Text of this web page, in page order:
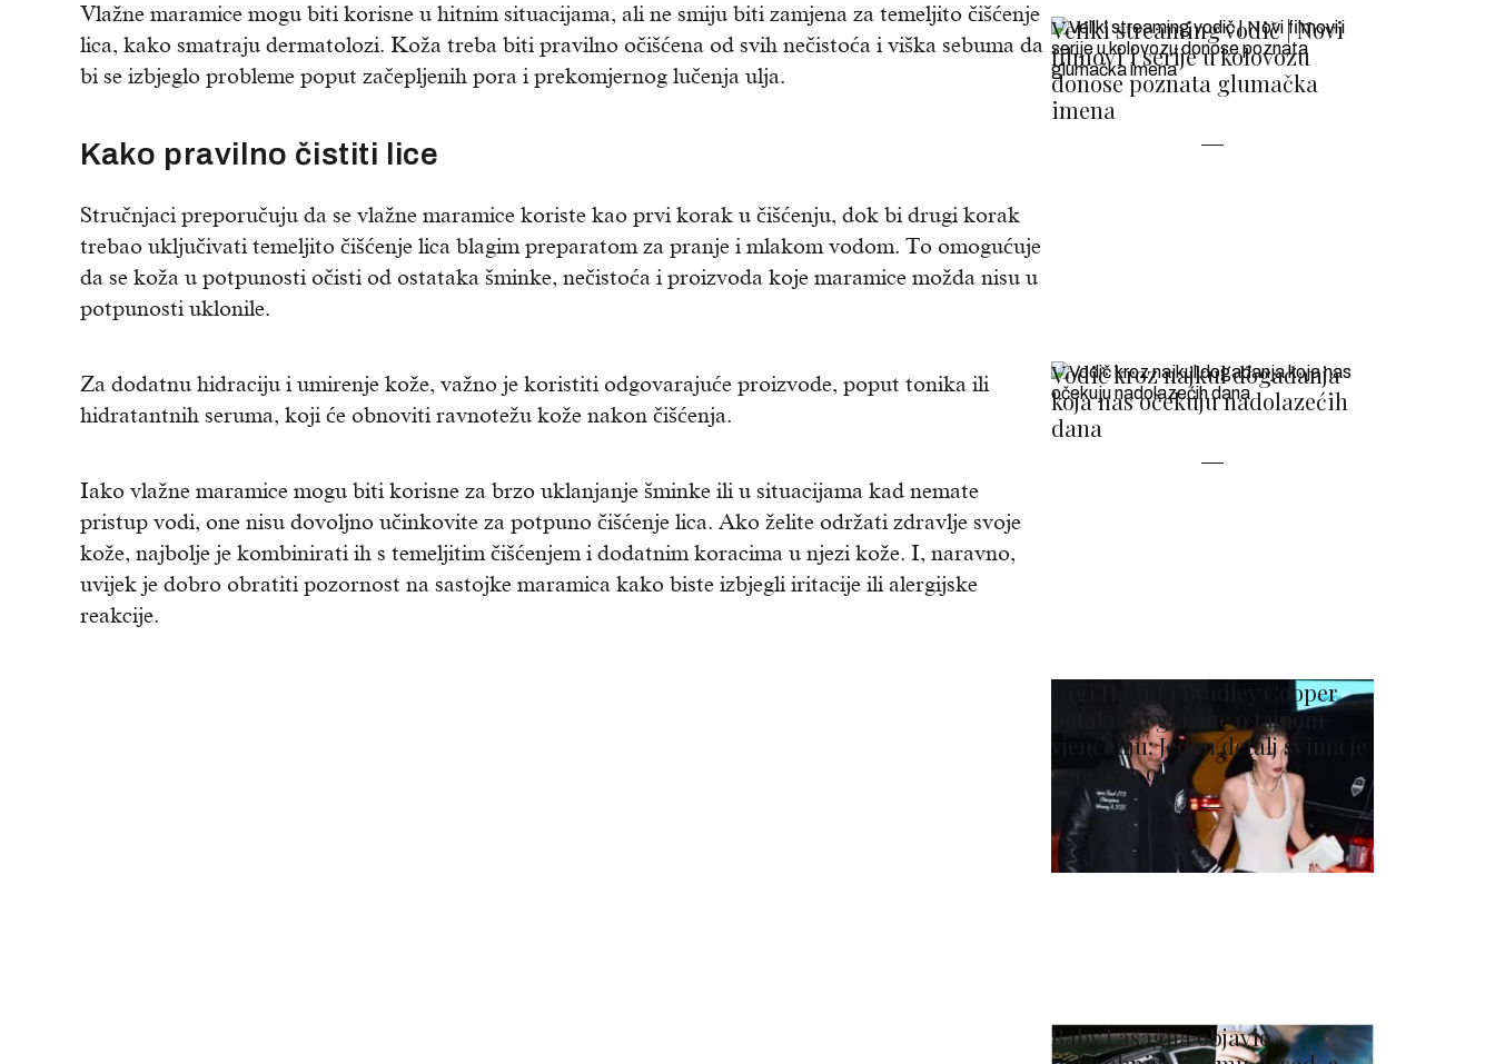
Vlažne maramice mogu biti korisne u hitnim situacijama, ali ne smiju biti zamjena za temeljito čišćenje
lica, kako smatraju dermatolozi. Koža treba biti pravilno očišćena od svih nečistoća i viška sebuma da
bi se izbjeglo probleme poput začepljenih pora i prekomjernog lučenja ulja.
Kako pravilno čistiti lice
Stručnjaci preporučuju da se vlažne maramice koriste kao prvi korak u čišćenju, dok bi drugi korak
trebao uključivati temeljito čišćenje lica blagim preparatom za pranje i mlakom vodom. To omogućuje
da se koža u potpunosti očisti od ostataka šminke, nečistoća i proizvoda koje maramice možda nisu u
potpunosti uklonile.
Za dodatnu hidraciju i umirenje kože, važno je koristiti odgovarajuće proizvode, poput tonika ili
hidratantnih seruma, koji će obnoviti ravnotežu kože nakon čišćenja.
Iako vlažne maramice mogu biti korisne za brzo uklanjanje šminke ili u situacijama kad nemate
pristup vodi, one nisu dovoljno učinkovite za potpuno čišćenje lica. Ako želite održati zdravlje svoje
kože, najbolje je kombinirati ih s temeljitim čišćenjem i dodatnim koracima u njezi kože. I, naravno,
uvijek je dobro obratiti pozornost na sastojke maramica kako biste izbjegli iritacije ili alergijske
reakcije.
Veliki streaming vodič | Novi
filmovi i serije u kolovozu
donose poznata glumačka
imena
Vodič kroz najkul događanja
koja nas očekuju nadolazećih
dana
Gigi Hadid i Bradley Cooper
potaknuli glasine o tajnom
vjenčanju: Jedan detalj svima je
zapeo za oko
Baby Lasagna objavio